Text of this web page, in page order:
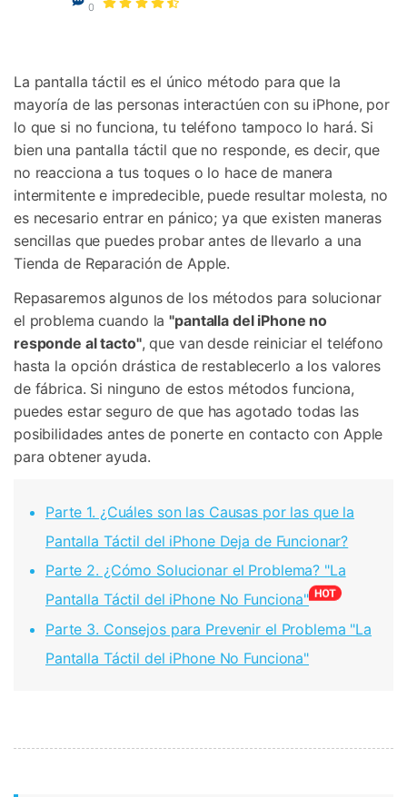
Gestor de Datos
Protección del Móvil
Encuentra Más Soluciones
0
La pantalla táctil es el único método para que la
mayoría de las personas interactúen con su iPhone, por
lo que si no funciona, tu teléfono tampoco lo hará. Si
bien una pantalla táctil que no responde, es decir, que
no reacciona a tus toques o lo hace de manera
intermitente e impredecible, puede resultar molesta, no
es necesario entrar en pánico; ya que existen maneras
sencillas que puedes probar antes de llevarlo a una
Tienda de Reparación de Apple.
Repasaremos algunos de los métodos para solucionar
el problema cuando la"pantalla del iPhone no
responde al tacto", que van desde reiniciar el teléfono
hasta la opción drástica de restablecerlo a los valores
de fábrica. Si ninguno de estos métodos funciona,
puedes estar seguro de que has agotado todas las
posibilidades antes de ponerte en contacto con Apple
para obtener ayuda.
Parte 1. ¿Cuáles son las Causas por las que la
Pantalla Táctil del iPhone Deja de Funcionar?󠀲󠀡󠀡󠀣󠀠󠀦󠀠󠀩󠀣󠀳
Parte 2. ¿Cómo Solucionar el Problema? 󠀲󠀡󠀡󠀣󠀠󠀦󠀠󠀩󠀥󠀳"La
Pantalla Táctil del iPhone No Funciona"
Parte 3. Consejos para Prevenir el Problema "La
Pantalla Táctil del iPhone No Funciona"